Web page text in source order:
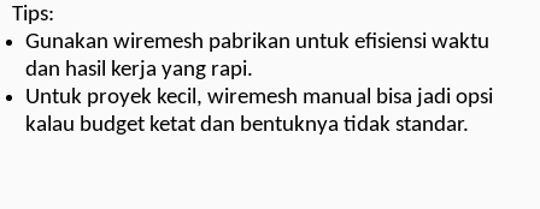
Tips:
Gunakan wiremesh pabrikan untuk efisiensi waktu
dan hasil kerja yang rapi.
Untuk proyek kecil, wiremesh manual bisa jadi opsi
kalau budget ketat dan bentuknya tidak standar.